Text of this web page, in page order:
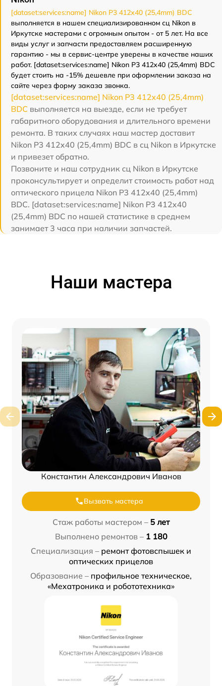
[dataset:services:name] Nikon P3 412x40 (25,4mm) BDC
выполняется в нашем специализированном сц Nikon в
Иркутске мастерами с огромным опытом - от 5 лет. На все
виды услуг и запчасти предоставляем расширенную
гарантию - мы в сервис-центре уверены в качестве наших
работ. [dataset:services:name] Nikon P3 412x40 (25,4mm) BDC
будет стоить на -15% дешевле при оформлении заказа на
сайте через форму заказа звонка.
[dataset:services:name] Nikon P3 412x40 (25,4mm)
BDC выполняется на выезде, если не требует
габаритного оборудования и длительного времени
ремонта. В таких случаях наш мастер доставит
Nikon P3 412x40 (25,4mm) BDC в сц Nikon в Иркутске
и привезет обратно.
Позвоните и наш сотрудник сц Nikon в Иркутске
проконсультирует и определит стоимость работ над
оптического прицела Nikon P3 412x40 (25,4mm)
BDC. [dataset:services:name] Nikon P3 412x40
(25,4mm) BDC по нашей статистике в среднем
занимает 3 часа при наличии запчастей.
Наши мастера
Константин Александрович Иванов
Вызвать мастера
Стаж работы мастером – 5 лет
Выполнено ремонтов – 1 180
Специализация – ремонт фотовспышек и
оптических прицелов
Образование – профильное техническое,
«Мехатроника и робототехника»